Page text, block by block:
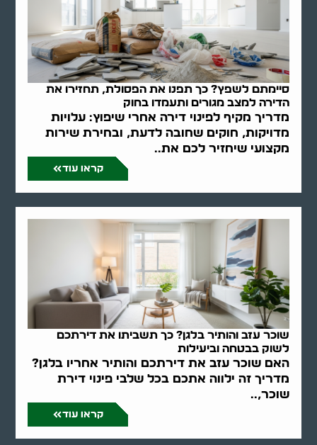
סיימתם לשפץ? כך תפנו את הפסולת, תחזירו את
הדירה למצב מגורים ותעמדו בחוק
מדריך מקיף לפינוי דירה אחרי שיפוץ: עלויות
מדויקות, חוקים שחובה לדעת, ובחירת שירות
מקצועי שיחזיר לכם את..
קראו עוד
שוכר עזב והותיר בלגן? כך תשביתו את דירתכם
לשוק בבטחה וביעילות
האם שוכר עזב את דירתכם והותיר אחריו בלגן?
מדריך זה ילווה אתכם בכל שלבי פינוי דירת
שוכר,..
קראו עוד